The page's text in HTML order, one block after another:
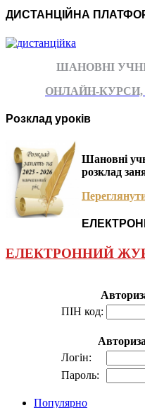
ДИСТАНЦІЙНА
ШАНОВНІ
ОНЛАЙН-КУРСИ,
Розклад уроків
Шановні
розклад
ЕЛЕКТРОННИЙ
ПІН код:
Логін:
Пароль:
Популярно